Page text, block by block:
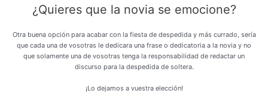
¿Quieres que la novia se emocione?
Otra buena opción para acabar con la fiesta de despedida y más currado, sería
que cada una de vosotras le dedicara una frase o dedicatoria a la novia y no
que solamente una de vosotras tenga la responsabilidad de redactar un
discurso para la despedida de soltera.
¡Lo dejamos a vuestra elección!